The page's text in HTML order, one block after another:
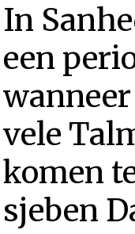
In
een
vele
komen
sjeben